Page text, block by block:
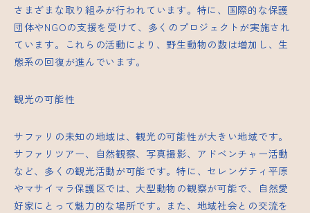
さまざまな取り組みが行われています。特に、国際的な保護
団体やNGOの支援を受けて、多くのプロジェクトが実施され
ています。これらの活動により、野生動物の数は増加し、生
態系の回復が進んでいます。
観光の可能性
サファリの未知の地域は、観光の可能性が大きい地域です。
サファリツアー、自然観察、写真撮影、アドベンチャー活動
など、多くの観光活動が可能です。特に、セレンゲティ平原
やマサイマラ保護区では、大型動物の観察が可能で、自然愛
好家にとって魅力的な場所です。また、地域社会との交流を